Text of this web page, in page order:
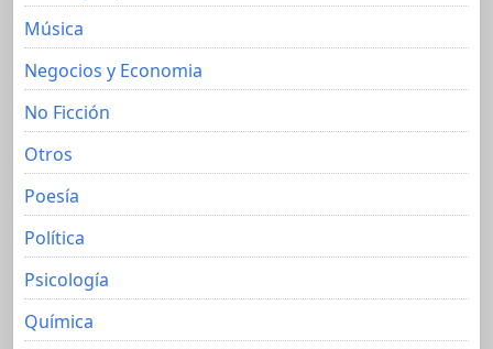
Música
Negocios y Economia
No Ficción
Otros
Poesía
Política
Psicología
Química